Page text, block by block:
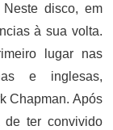
disco, em
à sua volta.
lugar nas
e inglesas,
Chapman. Após
ter convivido